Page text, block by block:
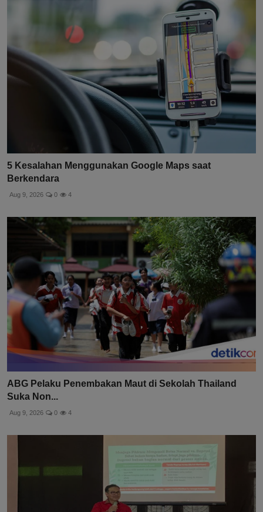
5 Kesalahan Menggunakan Google Maps saat
Berkendara
Aug 9, 2026 0 4
ABG Pelaku Penembakan Maut di Sekolah Thailand
Suka Non...
Aug 9, 2026 0 4